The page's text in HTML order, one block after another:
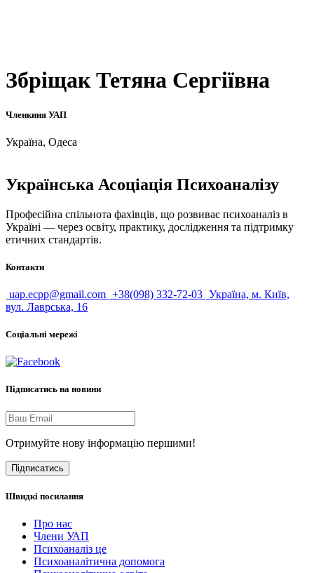
Збріщак Тетяна Сергіївна
Членкиня УАП
Україна, Одеса
Українська Асоціація Психоаналізу
Професійна спільнота фахівців, що розвиває психоаналіз в
Україні — через освіту, практику, дослідження та підтримку
етичних стандартів.
Контакти
uap.ecpp@gmail.com +38(098) 332-72-03 Україна, м. Київ,
вул. Лаврська, 16
Соціальні мережі
Підписатись на новини
Отримуйте нову інформацію першими!
Підписатись
Швидкі посилання
Про нас
Члени УАП
Психоаналіз це
Психоаналітична допомога